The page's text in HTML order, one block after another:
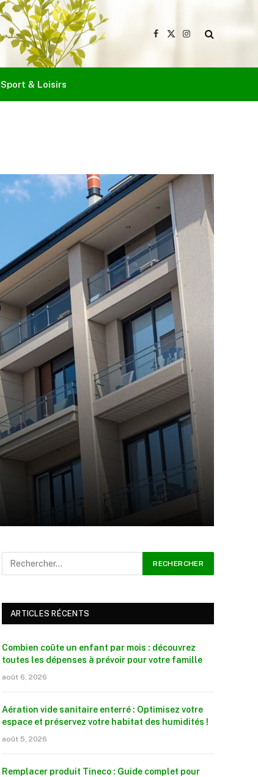
Facebook
X
Instagram
Sport & Loisirs
ARTICLES RÉCENTS
Combien coûte un enfant par mois : découvrez
toutes les dépenses à prévoir pour votre famille
août 6, 2026
Aération vide sanitaire enterré : Optimisez votre
espace et préservez votre habitat des humidités !
août 5, 2026
Remplacer produit Tineco : Guide complet pour